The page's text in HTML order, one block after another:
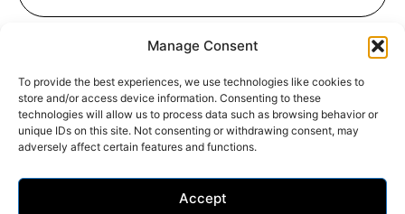
Manage Consent
To provide the best experiences, we use technologies like cookies to
store and/or access device information. Consenting to these
technologies will allow us to process data such as browsing behavior or
unique IDs on this site. Not consenting or withdrawing consent, may
adversely affect certain features and functions.
Accept
Invia
Periferico Studio © 2022 All rights Reserved
Cookie & Privacy
by Madame Polare Atelier